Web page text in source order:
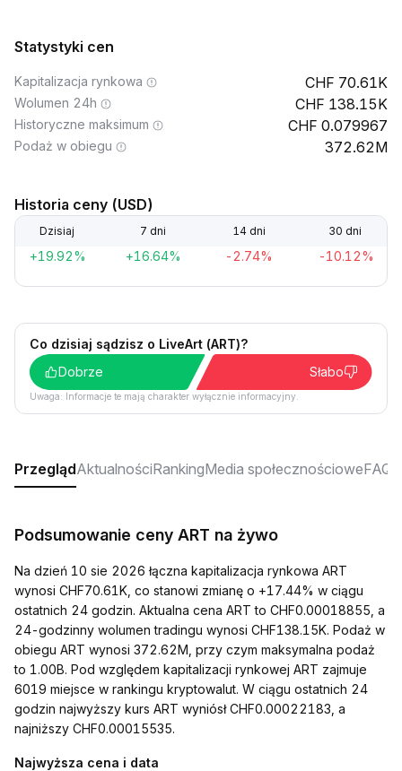
Statystyki cen
Kapitalizacja rynkowa 70.61K
Wolumen 24h 138.15K
Historyczne maksimum 0.079967
Podaż w obiegu 372.62M
Historia ceny (USD)
Dzisiaj 7 dni 14 dni 30 dni
+19.92% +16.64% -2.74% -10.12%
Co dzisiaj sądzisz o LiveArt (ART)?
Dobrze
Słabo
Uwaga: Informacje te mają charakter wyłącznie informacyjny.
PrzeglądAktualnościRankingMedia społecznościoweFAQ
Podsumowanie ceny ART na żywo
Na dzień 10 sie 2026 łączna kapitalizacja rynkowa ART
wynosi CHF70.61K, co stanowi zmianę o +17.44% w ciągu
ostatnich 24 godzin. Aktualna cena ART to CHF0.00018855, a
24-godzinny wolumen tradingu wynosi CHF138.15K. Podaż w
obiegu ART wynosi 372.62M, przy czym maksymalna podaż
to 1.00B. Pod względem kapitalizacji rynkowej ART zajmuje
6019 miejsce w rankingu kryptowalut. W ciągu ostatnich 24
godzin najwyższy kurs ART wyniósł CHF0.00022183, a
najniższy CHF0.00015535.
Najwyższa cena i data